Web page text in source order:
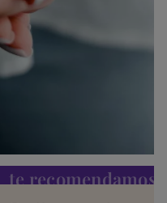
te recomendamos